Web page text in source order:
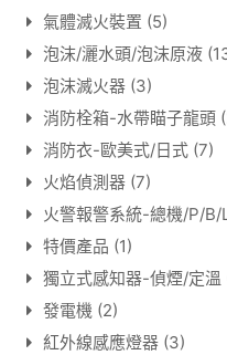
氣體滅火裝置 (5)
泡沫/灑水頭/泡沫原液
泡沫滅火器 (3)
消防栓箱-水帶瞄子龍頭
消防衣-歐美式/日式 (7)
火焰偵測器 (7)
火警報警系統-總機/P/B/
特價產品 (1)
獨立式感知器-偵煙/定溫
發電機 (2)
紅外線感應燈器 (3)